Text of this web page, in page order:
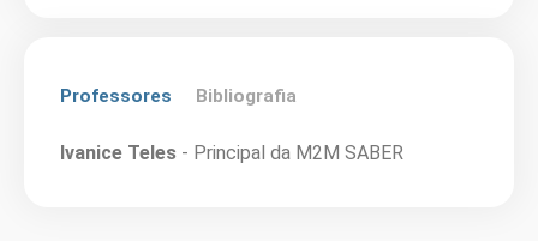
Professores Bibliografia
Ivanice Teles - Principal da M2M SABER